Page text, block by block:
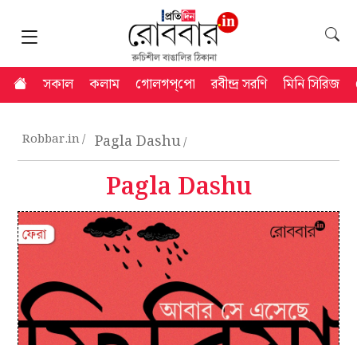
সকাল কলাম গোলগপ্‌পো রবীন্দ্র সরণি মিনি সিরিজ
Robbar.in Pagla Dashu
Pagla Dashu